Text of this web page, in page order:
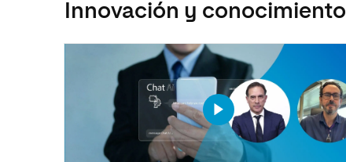
Innovación y conocimiento